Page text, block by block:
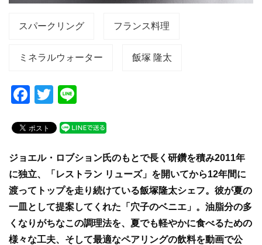
スパークリング フランス料理
ミネラルウォーター 飯塚 隆太
F
c
e
b
o
o
k
T
tt
er
e
ジョエル・ロブション氏のもとで長く研鑽を積み2011年
に独立、「レストラン リューズ」を開いてから12年間に
渡ってトップを走り続けている飯塚隆太シェフ。彼が夏の
一皿として提案してくれた「穴子のベニエ」。油脂分の多
くなりがちなこの調理法を、夏でも軽やかに食べるための
様々な工夫、そして最適なペアリングの飲料を動画で公